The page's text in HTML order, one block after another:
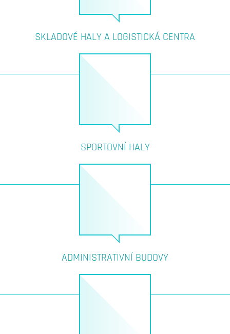
SKLADOVÉ HALY A LOGISTICKÁ CENTRA
SPORTOVNÍ HALY
ADMINISTRATIVNÍ BUDOVY